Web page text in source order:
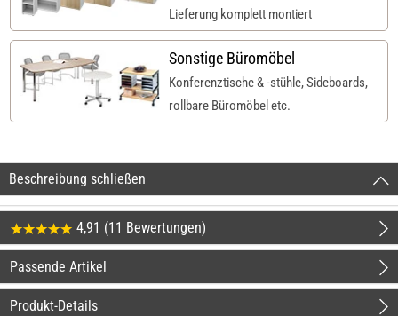
Lieferung komplett montiert
Sonstige Büromöbel
Konferenztische & -stühle, Sideboards,
rollbare Büromöbel etc.
Beschreibung schließen
4,91 (11 Bewertungen)
Passende Artikel
Produkt-Details